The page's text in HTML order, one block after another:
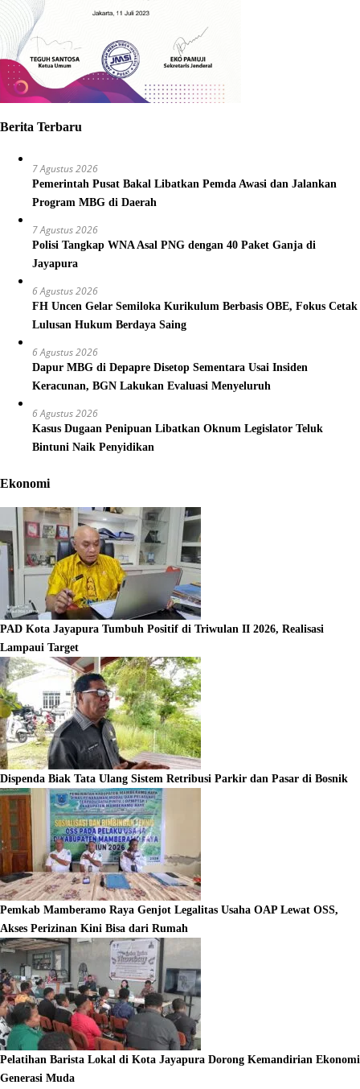
Berita Terbaru
7 Agustus 2026
Pemerintah Pusat Bakal Libatkan Pemda Awasi dan Jalankan
Program MBG di Daerah
7 Agustus 2026
Polisi Tangkap WNA Asal PNG dengan 40 Paket Ganja di
Jayapura
6 Agustus 2026
FH Uncen Gelar Semiloka Kurikulum Berbasis OBE, Fokus Cetak
Lulusan Hukum Berdaya Saing
6 Agustus 2026
Dapur MBG di Depapre Disetop Sementara Usai Insiden
Keracunan, BGN Lakukan Evaluasi Menyeluruh
6 Agustus 2026
Kasus Dugaan Penipuan Libatkan Oknum Legislator Teluk
Bintuni Naik Penyidikan
Ekonomi
PAD Kota Jayapura Tumbuh Positif di Triwulan II 2026, Realisasi
Lampaui Target
Dispenda Biak Tata Ulang Sistem Retribusi Parkir dan Pasar di Bosnik
Pemkab Mamberamo Raya Genjot Legalitas Usaha OAP Lewat OSS,
Akses Perizinan Kini Bisa dari Rumah
Pelatihan Barista Lokal di Kota Jayapura Dorong Kemandirian Ekonomi
Generasi Muda